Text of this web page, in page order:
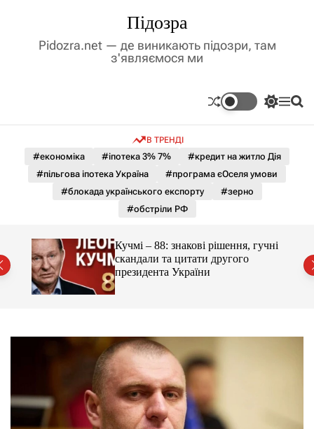
Підозра
Pidozra.net — де виникають підозри, там
з'являємося ми
П
м
к
а
ь
о
М П
В ТРЕНДІ
#економіка #іпотека 3% 7%
#кредит на житло Дія
#пільгова іпотека Україна
#програма єОселя умови
#блокада українського експорту
#зерно
#обстріли РФ
Кучмі – 88: знакові рішення, гучні
скандали та цитати другого
президента України